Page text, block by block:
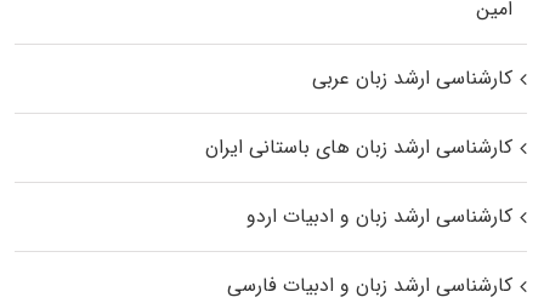
اﻣﻴﻦ
کارشناسی ارشد زبان عربی
کارشناسی ارشد زبان‌ های باستانی ایران
کارشناسی ارشد زبان و ادبیات اردو
کارشناسی ارشد زبان و ادبیات فارسی